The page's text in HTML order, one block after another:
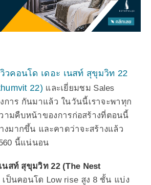
วคอนโด เดอะ เนสท์ สุขุมวิท 22
22) และเยี่ยมชม Sales
การ กันมาแล้ว ในวันนี้เราจะพาทุก
ามคืบหน้าของการก่อสร้างที่ตอนนี้
งมากขึ้น และคาดว่าจะสร้างแล้ว
นี้แน่นอน
นสท์ สุขุมวิท 22 (The Nest
เป็นคอนโด Low rise สูง 8 ชั้น แบ่ง